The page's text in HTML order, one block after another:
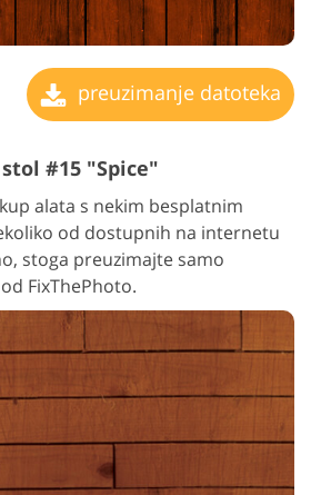
preuzimanje datoteka
#15 "Spice"
alata s nekim besplatnim
od dostupnih na internetu
stoga preuzimajte samo
FixThePhoto.